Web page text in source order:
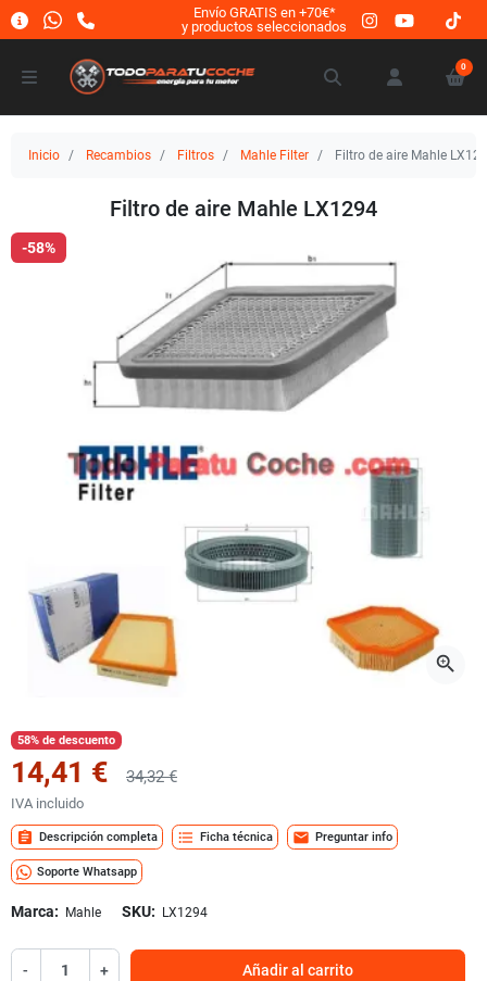
Envío GRATIS en +70€*
y productos seleccionados
0
Inicio Recambios Filtros Mahle Filter Filtro de aire Mahle
Filtro de aire Mahle LX1294
-58%
zoom_in
58% de descuento
14,41 € 34,32 €
IVA incluido
assignment Descripción completa format_list_bulleted Ficha técnica mail Preguntar info
Soporte Whatsapp
Marca: Mahle SKU: LX1294
- + Añadir al carrito